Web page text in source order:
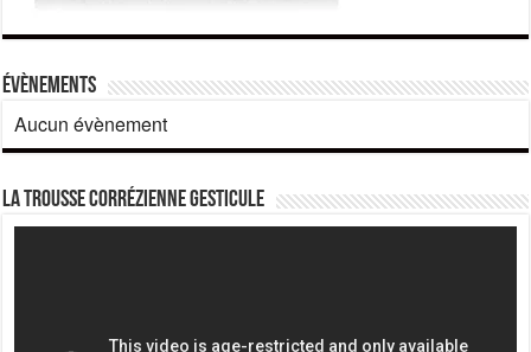
Évènements
Aucun évènement
La Trousse corrézienne gesticule